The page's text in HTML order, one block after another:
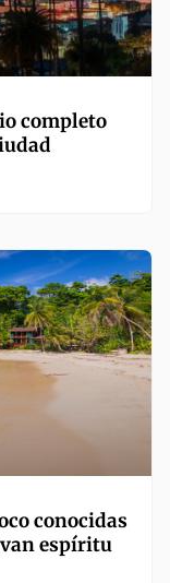
completo
conocidas
espíritu